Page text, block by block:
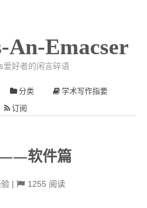
Emacser
爱好者的闲言碎语
分类 学术写作指要
订阅
——软件篇
| 1255 阅读